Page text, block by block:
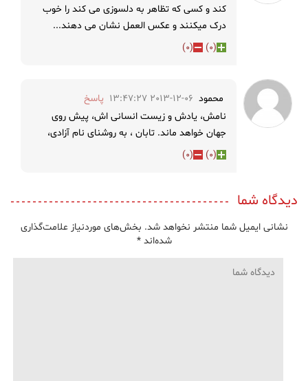
کند و کسی که تظاهر به دلسوزی می کند را خوب
درک میکنند و عکس العمل نشان می دهند...
(
0
)
(
0
)
محمود 2013-12-06 13:47:27
پاسخ
نامش، یادش و زیست انسانی اش، پیش روی
جهان خواهد ماند. تابان ، به روشنای نام آزادی،
(
0
)
(
0
)
دیدگاه شما
نشانی ایمیل شما منتشر نخواهد شد. بخش‌های موردنیاز علامت‌گذاری
شده‌اند*